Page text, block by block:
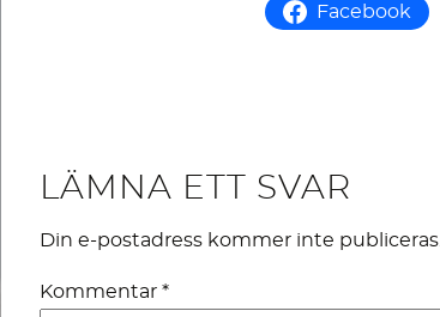
Facebook
LÄMNA ETT SVAR
Din e-postadress kommer inte publiceras.
Kommentar *